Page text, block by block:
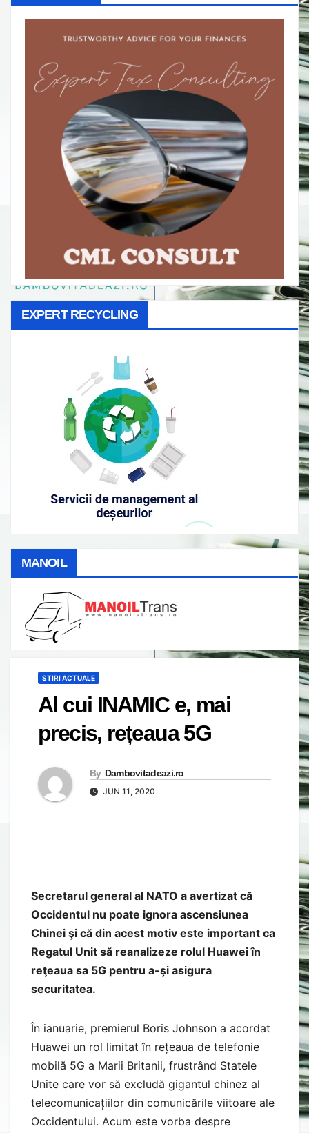
EXPERT RECYCLING
MANOIL
STIRI ACTUALE
Al cui INAMIC e, mai
precis, rețeaua 5G
By Dambovitadeazi.ro
JUN 11, 2020
Secretarul general al NATO a avertizat că
Occidentul nu poate ignora ascensiunea
Chinei şi că din acest motiv este important ca
Regatul Unit să reanalizeze rolul Huawei în
reţeaua sa 5G pentru a-şi asigura
securitatea.
În ianuarie, premierul Boris Johnson a acordat
Huawei un rol limitat în rețeaua de telefonie
mobilă 5G a Marii Britanii, frustrând Statele
Unite care vor să excludă gigantul chinez al
telecomunicațiilor din comunicările viitoare ale
Occidentului. Acum este vorba despre